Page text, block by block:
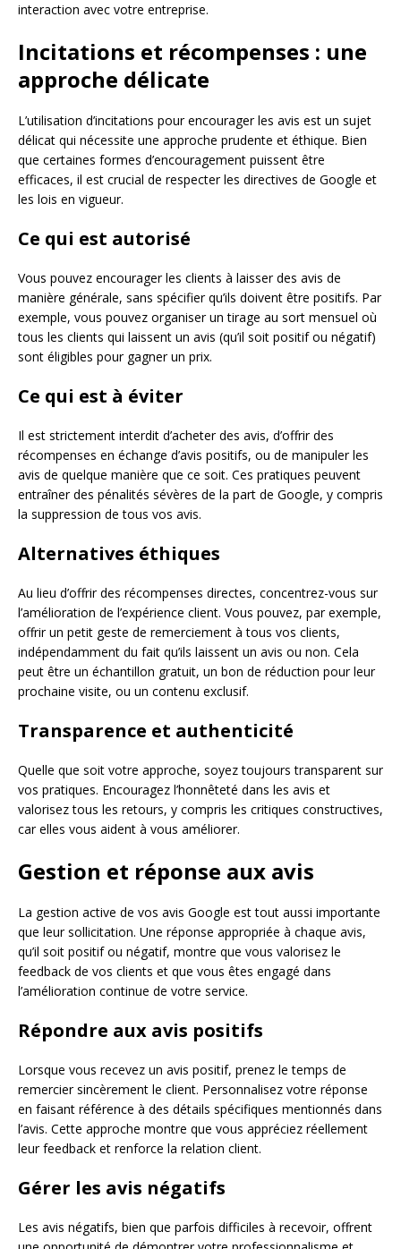
interaction avec votre entreprise.
Incitations et récompenses : une
approche délicate
L’utilisation d’incitations pour encourager les avis est un sujet
délicat qui nécessite une approche prudente et éthique. Bien
que certaines formes d’encouragement puissent être
efficaces, il est crucial de respecter les directives de Google et
les lois en vigueur.
Ce qui est autorisé
Vous pouvez encourager les clients à laisser des avis de
manière générale, sans spécifier qu’ils doivent être positifs. Par
exemple, vous pouvez organiser un tirage au sort mensuel où
tous les clients qui laissent un avis (qu’il soit positif ou négatif)
sont éligibles pour gagner un prix.
Ce qui est à éviter
Il est strictement interdit d’acheter des avis, d’offrir des
récompenses en échange d’avis positifs, ou de manipuler les
avis de quelque manière que ce soit. Ces pratiques peuvent
entraîner des pénalités sévères de la part de Google, y compris
la suppression de tous vos avis.
Alternatives éthiques
Au lieu d’offrir des récompenses directes, concentrez-vous sur
l’amélioration de l’expérience client. Vous pouvez, par exemple,
offrir un petit geste de remerciement à tous vos clients,
indépendamment du fait qu’ils laissent un avis ou non. Cela
peut être un échantillon gratuit, un bon de réduction pour leur
prochaine visite, ou un contenu exclusif.
Transparence et authenticité
Quelle que soit votre approche, soyez toujours transparent sur
vos pratiques. Encouragez l’honnêteté dans les avis et
valorisez tous les retours, y compris les critiques constructives,
car elles vous aident à vous améliorer.
Gestion et réponse aux avis
La gestion active de vos avis Google est tout aussi importante
que leur sollicitation. Une réponse appropriée à chaque avis,
qu’il soit positif ou négatif, montre que vous valorisez le
feedback de vos clients et que vous êtes engagé dans
l’amélioration continue de votre service.
Répondre aux avis positifs
Lorsque vous recevez un avis positif, prenez le temps de
remercier sincèrement le client. Personnalisez votre réponse
en faisant référence à des détails spécifiques mentionnés dans
l’avis. Cette approche montre que vous appréciez réellement
leur feedback et renforce la relation client.
Gérer les avis négatifs
Les avis négatifs, bien que parfois difficiles à recevoir, offrent